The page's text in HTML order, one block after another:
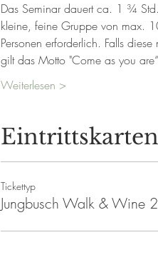
Das Seminar dauert ca. 1 ¾
kleine, feine Gruppe von max.
Personen erforderlich. Falls
gilt das Motto "Come as you
Weiterlesen >
Eintrittskarten
Tickettyp
Jungbusch Walk & Wine